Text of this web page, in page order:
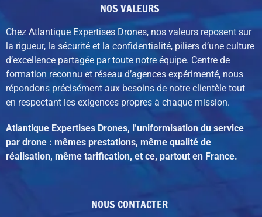
NOS VALEURS
Chez Atlantique Expertises Drones, nos valeurs reposent sur
la rigueur, la sécurité et la confidentialité, piliers d’une culture
d’excellence partagée par toute notre équipe. Centre de
formation reconnu et réseau d’agences expérimenté, nous
répondons précisément aux besoins de notre clientèle tout
en respectant les exigences propres à chaque mission.
Atlantique Expertises Drones, l’uniformisation du service
par drone : mêmes prestations, même qualité de
réalisation, même tarification, et ce, partout en France.
NOUS CONTACTER